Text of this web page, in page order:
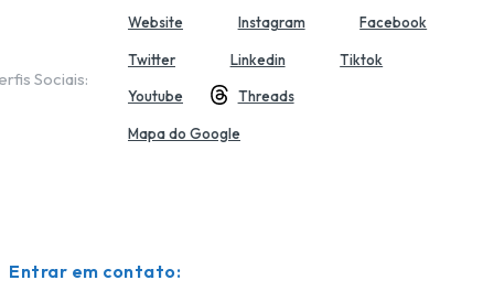
Sociais:
Website Instagram Facebook
Twitter Linkedin Tiktok
Youtube Threads
Mapa do Google
Entrar em contato: